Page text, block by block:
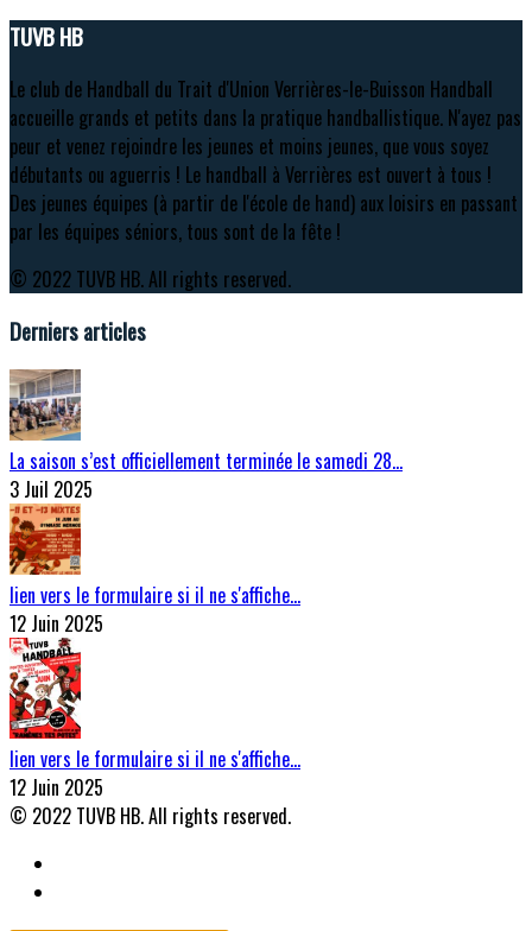
TUVB HB
Le club de Handball du Trait d'Union Verrières-le-Buisson Handball
accueille grands et petits dans la pratique handballistique. N'ayez pas
peur et venez rejoindre les jeunes et moins jeunes, que vous soyez
débutants ou aguerris ! Le handball à Verrières est ouvert à tous !
Des jeunes équipes (à partir de l'école de hand) aux loisirs en passant
par les équipes séniors, tous sont de la fête !
© 2022 TUVB HB. All rights reserved.
Derniers articles
La saison s’est officiellement terminée le samedi 28…
3 Juil 2025
lien vers le formulaire si il ne s'affiche…
12 Juin 2025
lien vers le formulaire si il ne s'affiche…
12 Juin 2025
© 2022 TUVB HB. All rights reserved.